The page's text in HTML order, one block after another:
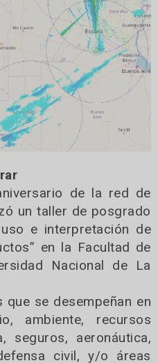
de la red de
un taller de posgrado
e interpretación de
en la Facultad de
Nacional de La
se desempeñan en
ambiente, recursos
seguros, aeronáutica,
civil, y/o áreas